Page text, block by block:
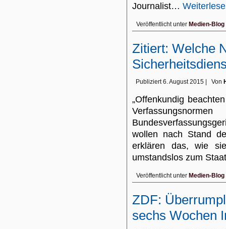
Journalist…
Veröffentlicht unter Medien-Blog
Zitiert: Welche
Publiziert 6. August 2015 Von
„Offenkundig
wollen nach Stand
erklären das, wie
umstandslos zum
Veröffentlicht unter Medien-Blog
ZDF:
sechs Wochen